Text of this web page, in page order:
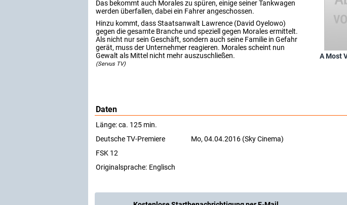
A Most
Das bekommt auch Morales zu spüren, einige seiner Tankwagen
werden überfallen, dabei ein Fahrer angeschossen.
Hinzu kommt, dass Staatsanwalt Lawrence (David Oyelowo)
gegen die gesamte Branche und speziell gegen Morales ermittelt.
Als nicht nur sein Geschäft, sondern auch seine Familie in Gefahr
gerät, muss der Unternehmer reagieren. Morales scheint nun
Gewalt als Mittel nicht mehr auszuschließen.
(Servus TV)
Daten
Länge: ca. 125 min.
Deutsche TV-Premiere
Mo, 04.04.2016 (Sky Cinema)
FSK 12
Originalsprache: Englisch